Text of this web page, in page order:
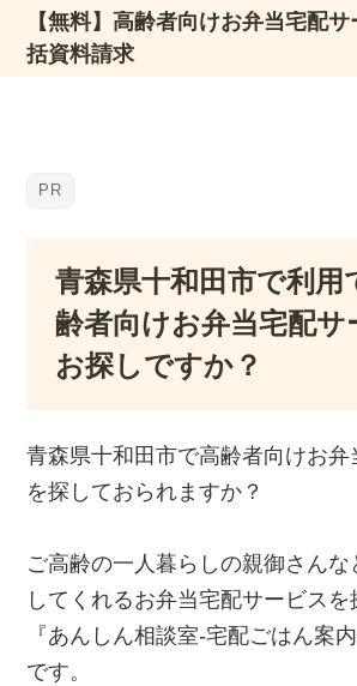
【無料】高齢者向けお弁当宅配
括資料請求
青森県十和田市で利用
齢者向けお弁当宅配サ
お探しですか？
青森県十和田市で高齢者向けお弁
を探しておられますか？
ご高齢の一人暮らしの親御さん
してくれるお弁当宅配サービスを
『あんしん相談室‐宅配ごはん案
です。